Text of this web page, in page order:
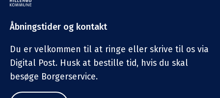
Åbningstider og kontakt
Du er velkommen til at ringe eller skrive til os via
Digital Post. Husk at bestille tid, hvis du skal
besøge Borgerservice.